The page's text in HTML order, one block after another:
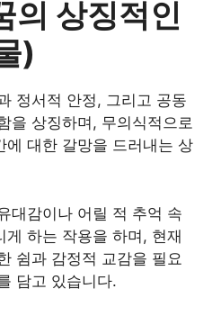
의 상징적인
)
정서적 안정, 그리고 공동
을 상징하며, 무의식적으로
에 대한 갈망을 드러내는 상
대감이나 어릴 적 추억 속
게 하는 작용을 하며, 현재
쉼과 감정적 교감을 필요
담고 있습니다.